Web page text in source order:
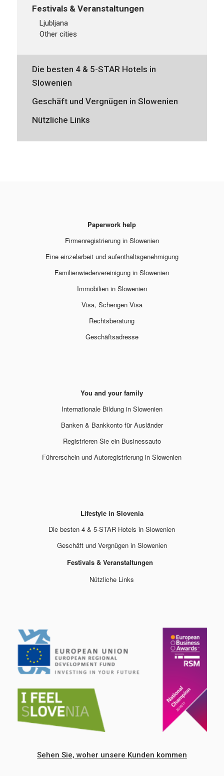
Festivals & Veranstaltungen
ljubljana
other cities
Die besten 4 & 5-STAR Hotels in
Slowenien
Geschäft und Vergnügen in Slowenien
Nützliche Links
Paperwork help
Firmenregistrierung in Slowenien
Eine einzelarbeit und aufenthaltsgenehmigung
Familienwiedervereinigung in Slowenien
Immobilien in Slowenien
Visa, Schengen Visa
Rechtsberatung
Geschäftsadresse
You and your family
Internationale Bildung in Slowenien
Banken & Bankkonto für Ausländer
Registrieren Sie ein Businessauto
Führerschein und Autoregistrierung in Slowenien
Lifestyle in Slovenia
Die besten 4 & 5-STAR Hotels in Slowenien
Geschäft und Vergnügen in Slowenien
Festivals & Veranstaltungen
Nützliche Links
Sehen Sie, woher unsere Kunden kommen